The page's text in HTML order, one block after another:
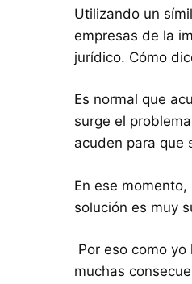
Utilizando un
empresas de la
jurídico. Cómo
Es normal que
surge el
acuden para que
En ese
solución es muy
Por eso como
muchas